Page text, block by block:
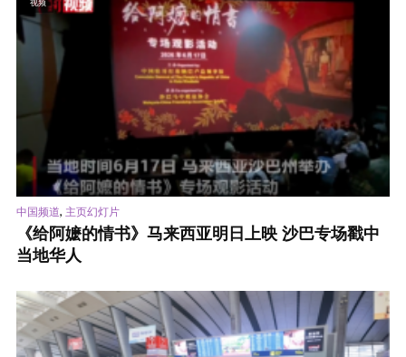
视频
中国频道, 主页幻灯片
《给阿嬷的情书》马来西亚明日上映 沙巴专场戳中
当地华人